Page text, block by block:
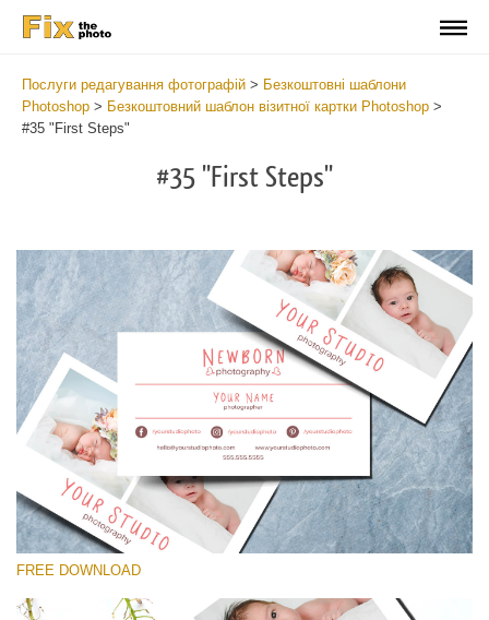
Послуги редагування фотографій > Безкоштовні шаблони
Photoshop > Безкоштовний шаблон візитної картки Photoshop >
#35 "First Steps"
#35 "First Steps"
FREE DOWNLOAD